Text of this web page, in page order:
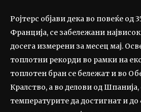
Ројтерс објави дека во повеќе од
Франција, се забележани
досега измерени за месец мај.
топлотни рекорди во рамки на
топлотен бран се бележат и во
Кралство, а во делови од Шпанија,
температурите да достигнат и до